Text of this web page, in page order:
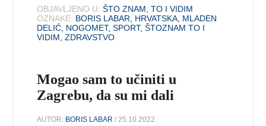
OBJAVLJENO U: ŠTO ZNAM, TO I VIDIM
OZNAKE: BORIS LABAR HRVATSKA MLADEN
DELIĆ NOGOMET,SPORT,ŠTOZNAM TO I
VIDIM ,ZDRAVSTVO
Mogao sam to učiniti u
Zagrebu, da su mi dali
AUTOR: BORIS LABAR / 25.10.2022.